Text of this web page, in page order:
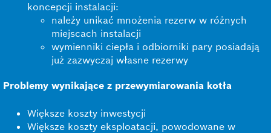
koncepcji instalacji:
należy unikać mnożenia rezerw w różnych
miejscach instalacji
wymienniki ciepła i odbiorniki pary posiadają
już zazwyczaj własne rezerwy
Problemy wynikające z przewymiarowania kotła
Większe koszty inwestycji
Większe koszty eksploatacji, powodowane w